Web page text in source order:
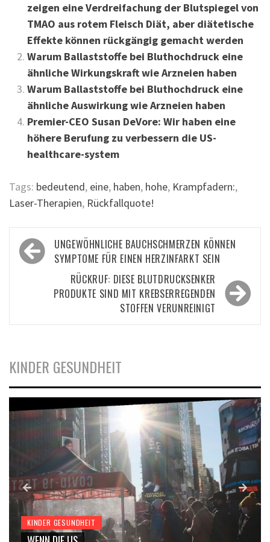
zeigen eine Verdreifachung der Blutspiegel von
TMAO aus rotem Fleisch Diät, aber diätetische
Effekte können rückgängig gemacht werden
Warum Ballaststoffe bei Bluthochdruck eine
ähnliche Wirkungskraft wie Arzneien haben
Warum Ballaststoffe bei Bluthochdruck eine
ähnliche Auswirkung wie Arzneien haben
Premier-CEO Susan DeVore: Wir haben eine
höhere Berufung zu verbessern die US-
healthcare-system
Tags: bedeutend, eine, haben, hohe, Krampfadern:,
Laser-Therapien, Rückfallquote!
Beitragsnavigation
UNGEWÖHNLICHE BAUCHSCHMERZEN KÖNNEN
SYMPTOME FÜR EINEN HERZINFARKT SEIN
RÜCKRUF: DIESE BLUTDRUCKSENKER
PRODUKTE SIND MIT KREBSERREGENDEN
STOFFEN VERUNREINIGT
KINDER GESUNDHEIT
KINDER GESUNDHEIT